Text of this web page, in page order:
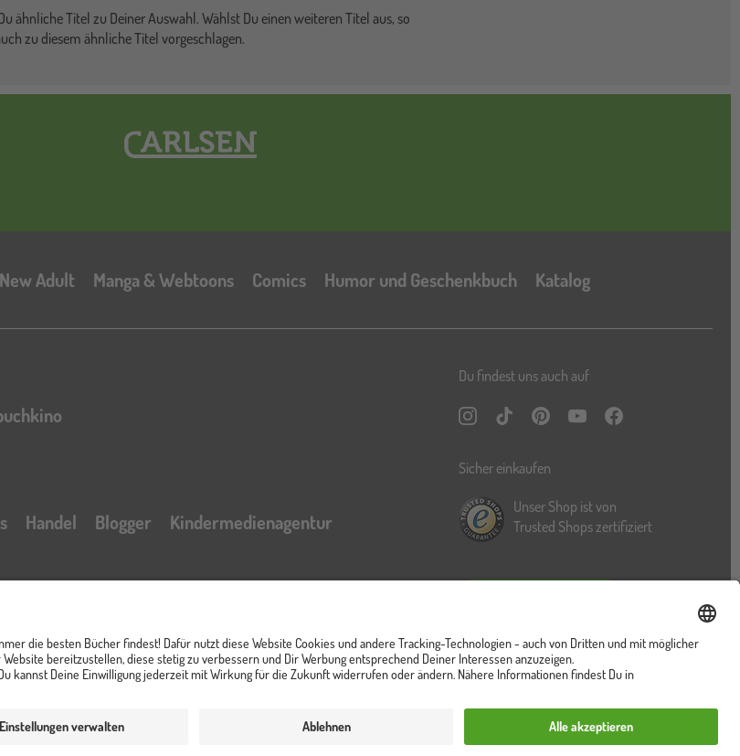
ähnliche Titel zu Deiner Auswahl. Wählst Du einen weiteren Titel aus, so
zu diesem ähnliche Titel vorgeschlagen.
Hauptnavigation
Adult Manga & Webtoons Comics Humor und Geschenkbuch Katalog
Katalog
Handel Blogger
Kindermedienagentur
AGB Online Shop Datenschutzerklärung
Cookies
Du findest uns auch auf
Instagram
TikTokPinterestYouTubeFacebook
Sicher einkaufen
Unser Shop ist von
Trusted Shops zertifiziert